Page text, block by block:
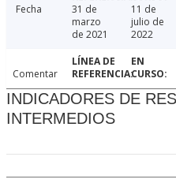
Fecha
31 de
marzo
de 2021
11 de
julio de
2022
Comentar
INDICADORES DE
INTERMEDIOS